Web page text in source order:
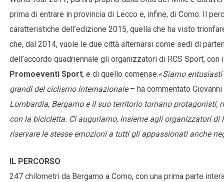
prima di entrare in provincia di Lecco e, infine, di Como. Il
caratteristiche dell’edizione 2015, quella che ha visto
che, dal 2014, vuole le due città alternarsi come sedi di
dell’accordo quadriennale gli organizzatori di RCS Sport,
Promoeventi Sport, e di quello comense.«Siamo
grandi del ciclismo internazionale– ha commentato
Lombardia, Bergamo e il suo territorio tornano protagonisti,
con la bicicletta. Ci auguriamo, insieme agli organizzatori di
riservare le stesse emozioni a tutti gli appassionati anche
IL PERCORSO
247 chilometri da Bergamo a Como, con una prima parte